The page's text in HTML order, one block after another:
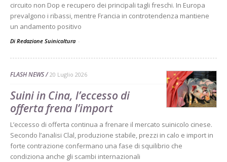
circuito non Dop e recupero dei principali tagli freschi. In Europa
prevalgono i ribassi, mentre Francia in controtendenza mantiene
un andamento positivo
Di Redazione Suinicoltura -
FLASH NEWS 20 Luglio 2026
Suini in Cina, l’eccesso di
offerta frena l’import
L’eccesso di offerta continua a frenare il mercato suinicolo cinese.
Secondo l’analisi Clal, produzione stabile, prezzi in calo e import in
forte contrazione confermano una fase di squilibrio che
condiziona anche gli scambi internazionali